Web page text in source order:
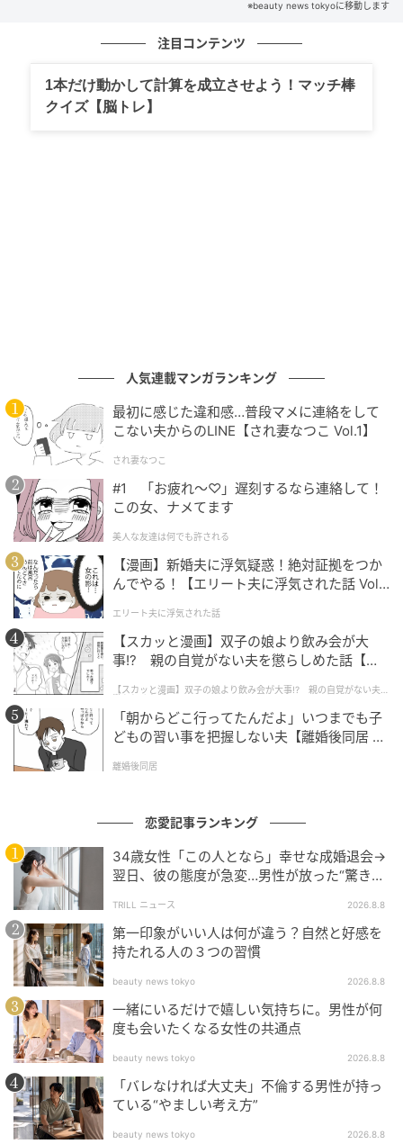
※beauty news tokyoに移動します
注目コンテンツ
1本だけ動かして計算を成立させよう！マッチ棒
クイズ【脳トレ】
人気連載マンガランキング
最初に感じた違和感…普段マメに連絡をして
こない夫からのLINE【され妻なつこ Vol.1】
され妻なつこ
#1 「お疲れ〜♡」遅刻するなら連絡して！
この女、ナメてます
美人な友達は何でも許される
【漫画】新婚夫に浮気疑惑！絶対証拠をつか
んでやる！【エリート夫に浮気された話 Vol.
エリート夫に浮気された話
【スカッと漫画】双子の娘より飲み会が大
事!? 親の自覚がない夫を懲らしめた話【第1
【スカッと漫画】双子の娘より飲み会が大事!? 親の自覚がない夫を
懲らしめた話
「朝からどこ行ってたんだよ」いつまでも子
どもの習い事を把握しない夫【離婚後同居 Vo
離婚後同居
恋愛記事ランキング
34歳女性「この人となら」幸せな成婚退会→
翌日、彼の態度が急変…男性が放った“驚きの
TRILL ニュース 2026.8.8
第一印象がいい人は何が違う？自然と好感を
持たれる人の３つの習慣
beauty news tokyo 2026.8.8
一緒にいるだけで嬉しい気持ちに。男性が何
度も会いたくなる女性の共通点
beauty news tokyo 2026.8.8
「バレなければ大丈夫」不倫する男性が持っ
ている“やましい考え方”
beauty news tokyo 2026.8.8